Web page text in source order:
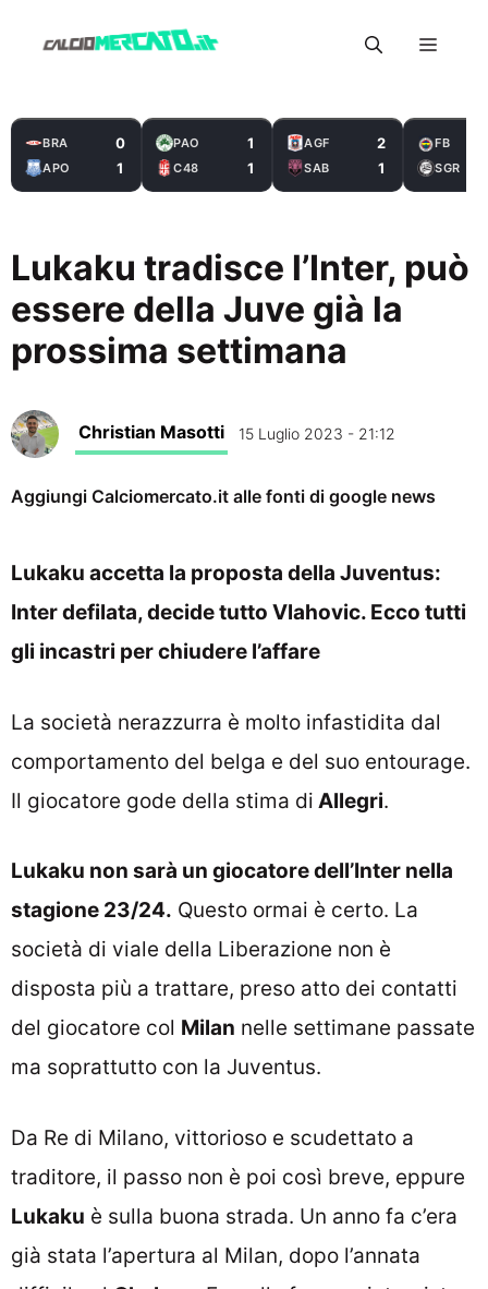
Menu
BRA 0
APO 1
PAO 1
C48 1
AGF 2
SAB 1
FB
SGR
Lukaku tradisce l’Inter, può
essere della Juve già la
prossima settimana
Christian Masotti 15 Luglio 2023 - 21:12
Aggiungi Calciomercato.it alle fonti di google news
Lukaku accetta la proposta della Juventus:
Inter defilata, decide tutto Vlahovic. Ecco tutti
gli incastri per chiudere l’affare
La società nerazzurra è molto infastidita dal
comportamento del belga e del suo entourage.
Il giocatore gode della stima di Allegri.
Lukaku non sarà un giocatore dell’Inter nella
stagione 23/24. Questo ormai è certo. La
società di viale della Liberazione non è
disposta più a trattare, preso atto dei contatti
del giocatore col Milan nelle settimane passate
ma soprattutto con la Juventus.
Da Re di Milano, vittorioso e scudettato a
traditore, il passo non è poi così breve, eppure
Lukaku è sulla buona strada. Un anno fa c’era
già stata l’apertura al Milan, dopo l’annata